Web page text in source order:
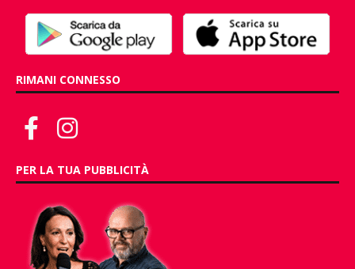
RIMANI CONNESSO
PER LA TUA PUBBLICITÀ